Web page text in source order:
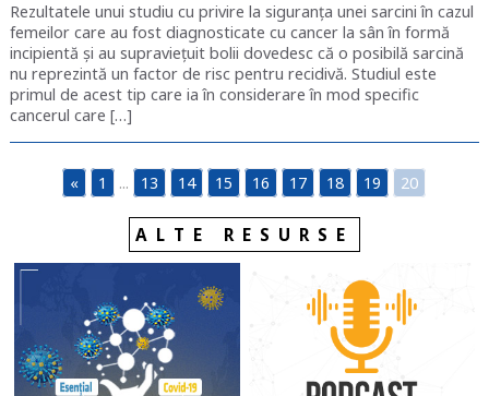
Rezultatele unui studiu cu privire la siguranța unei sarcini în cazul
femeilor care au fost diagnosticate cu cancer la sân în formă
incipientă și au supraviețuit bolii dovedesc că o posibilă sarcină
nu reprezintă un factor de risc pentru recidivă. Studiul este
primul de acest tip care ia în considerare în mod specific
cancerul care […]
« 1 ... 13 14 15 16 17 18 19 20
ALTE RESURSE